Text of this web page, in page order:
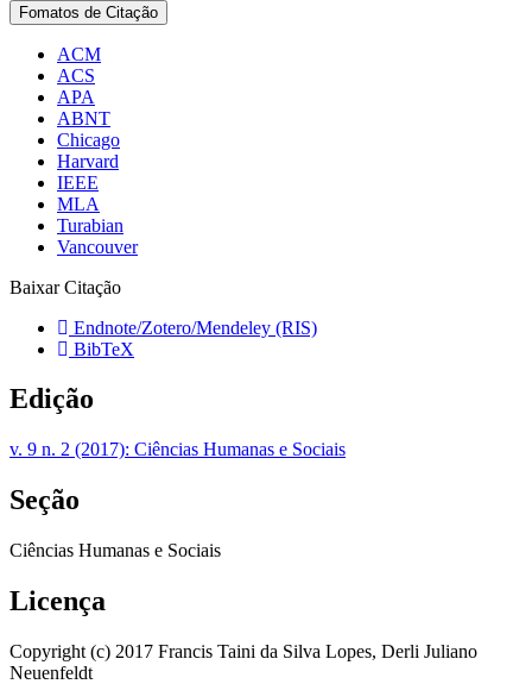
Fomatos de Citação
ACM
ACS
APA
ABNT
Chicago
Harvard
IEEE
MLA
Turabian
Vancouver
Baixar Citação
Endnote/Zotero/Mendeley (RIS)
BibTeX
Edição
v. 9 n. 2 (2017): Ciências Humanas e Sociais
Seção
Ciências Humanas e Sociais
Licença
Copyright (c) 2017 Francis Taini da Silva Lopes, Derli Juliano
Neuenfeldt